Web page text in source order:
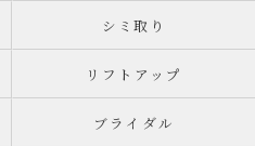
シミ取り
リフトアップ
ブライダル